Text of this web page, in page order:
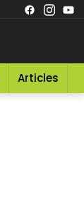
Articles